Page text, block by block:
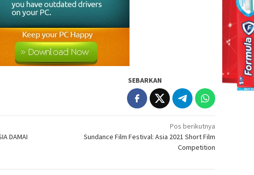
SEBARKAN
DAMAI
Pos berikutnya
Sundance Film Festival: Asia 2021 Short Film
Competition